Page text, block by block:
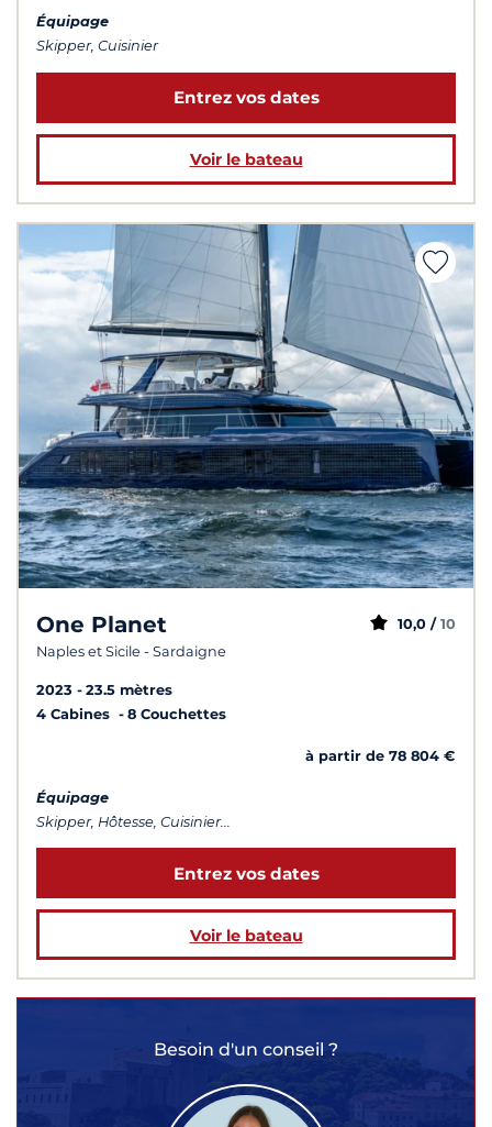
Équipage
Skipper, Cuisinier
Entrez vos dates
Voir le bateau
One Planet
Naples et Sicile - Sardaigne
10,0 / 10
2023
23.5 mètres
4 Cabines
8 Couchettes
à partir de 78 804 €
Équipage
Skipper, Hôtesse, Cuisinier...
Entrez vos dates
Voir le bateau
Besoin d'un conseil ?